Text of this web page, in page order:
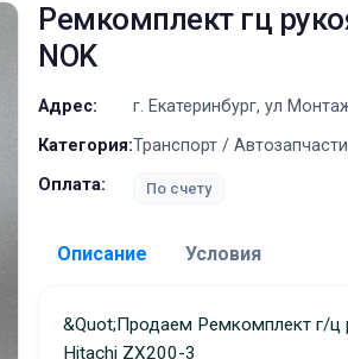
Ремкомплект гц
NOK
Адрес: г. Екатеринбург, ул
Категория:Транспорт /
Оплата:
По счету
Описание Условия
&quot;Продаем Ремкомплект г/ц рукояти 4654422 на
Hitachi ZX200-3
Доставка: